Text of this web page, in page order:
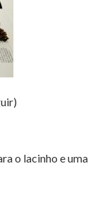
o lacinho e uma